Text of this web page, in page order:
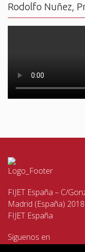
Rodolfo Nuñez,
FIJET España – C/
Madrid (España)
FIJET España
Siguenos en